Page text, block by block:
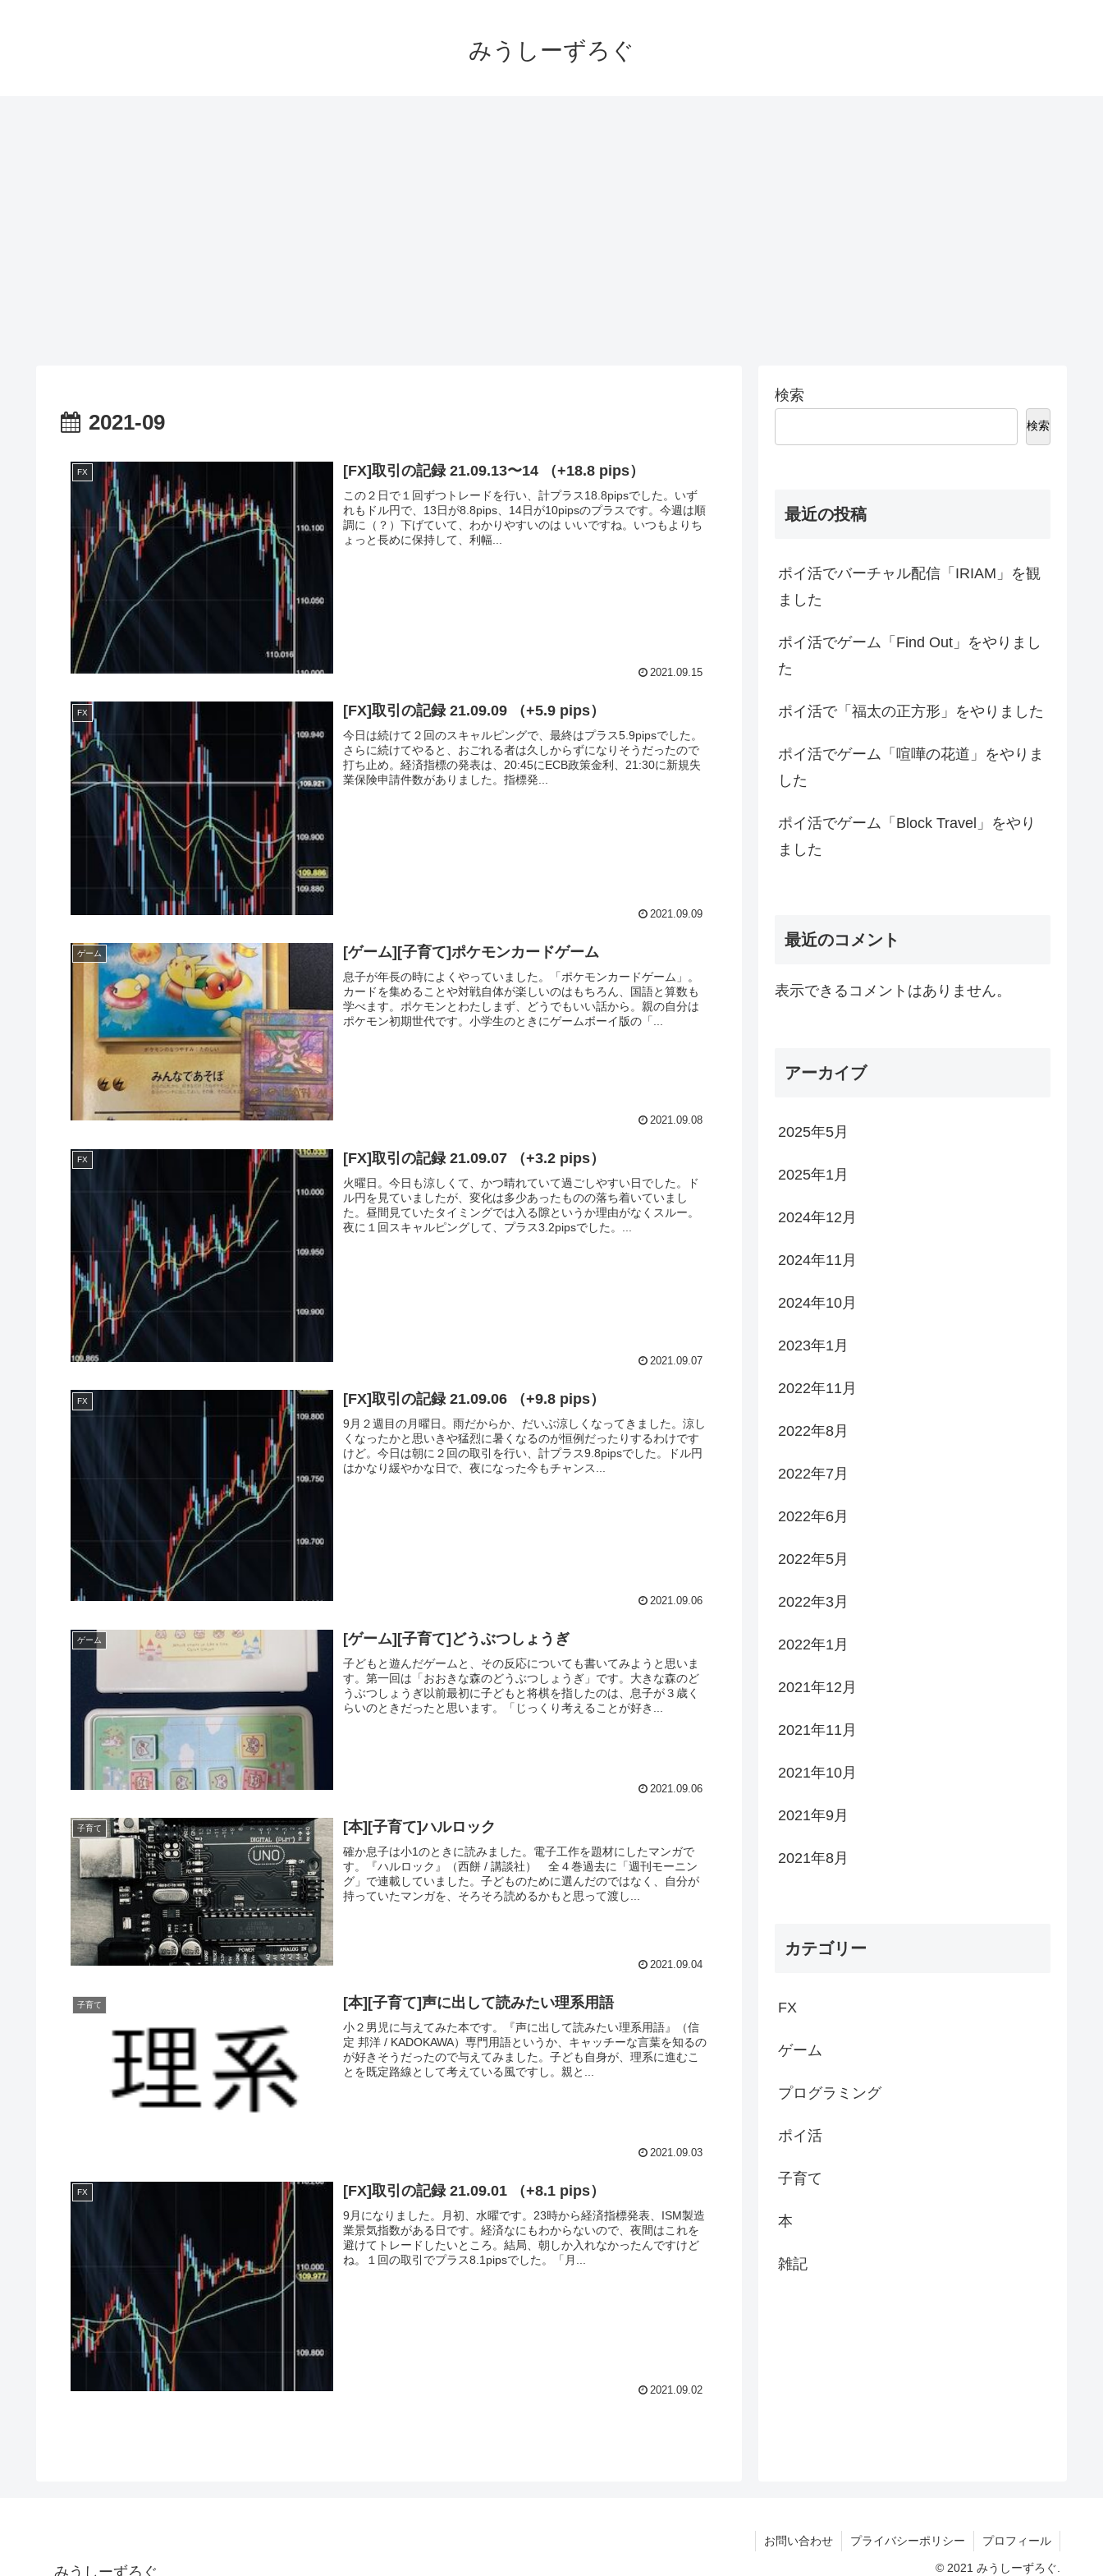
みうしーずろぐ
2021-09
FX [FX]取引の記録 21.09.13〜14 （+18.8 pips）
この２日で１回ずつトレードを行い、計プラス18.8pipsでした。いず
れもドル円で、13日が8.8pips、14日が10pipsのプラスです。今週は順
調に（？）下げていて、わかりやすいのは いいですね。いつもよりち
ょっと長めに保持して、利幅...
2021.09.15
FX [FX]取引の記録 21.09.09 （+5.9 pips）
今日は続けて２回のスキャルピングで、最終はプラス5.9pipsでした。
さらに続けてやると、おごれる者は久しからずになりそうだったので
打ち止め。経済指標の発表は、20:45にECB政策金利、21:30に新規失
業保険申請件数がありました。指標発...
2021.09.09
ゲーム [ゲーム][子育て]ポケモンカードゲーム
息子が年長の時によくやっていました。「ポケモンカードゲーム」。
カードを集めることや対戦自体が楽しいのはもちろん、国語と算数も
学べます。ポケモンとわたしまず、どうでもいい話から。親の自分は
ポケモン初期世代です。小学生のときにゲームボーイ版の「...
2021.09.08
FX [FX]取引の記録 21.09.07 （+3.2 pips）
火曜日。今日も涼しくて、かつ晴れていて過ごしやすい日でした。ド
ル円を見ていましたが、変化は多少あったものの落ち着いていまし
た。昼間見ていたタイミングでは入る隙というか理由がなくスルー。
夜に１回スキャルピングして、プラス3.2pipsでした。...
2021.09.07
FX [FX]取引の記録 21.09.06 （+9.8 pips）
9月２週目の月曜日。雨だからか、だいぶ涼しくなってきました。涼し
くなったかと思いきや猛烈に暑くなるのが恒例だったりするわけです
けど。今日は朝に２回の取引を行い、計プラス9.8pipsでした。ドル円
はかなり緩やかな日で、夜になった今もチャンス...
2021.09.06
ゲーム [ゲーム][子育て]どうぶつしょうぎ
子どもと遊んだゲームと、その反応についても書いてみようと思いま
す。第一回は「おおきな森のどうぶつしょうぎ」です。大きな森のど
うぶつしょうぎ以前最初に子どもと将棋を指したのは、息子が３歳く
らいのときだったと思います。「じっくり考えることが好き...
2021.09.06
子育て [本][子育て]ハルロック
確か息子は小1のときに読みました。電子工作を題材にしたマンガで
す。『ハルロック』（西餅 / 講談社） 全４巻過去に「週刊モーニン
グ」で連載していました。子どものために選んだのではなく、自分が
持っていたマンガを、そろそろ読めるかもと思って渡し...
2021.09.04
子育て [本][子育て]声に出して読みたい理系用語
小２男児に与えてみた本です。『声に出して読みたい理系用語』（信
定 邦洋 / KADOKAWA）専門用語というか、キャッチーな言葉を知るの
が好きそうだったので与えてみました。子ども自身が、理系に進むこ
とを既定路線として考えている風ですし。親と...
2021.09.03
FX [FX]取引の記録 21.09.01 （+8.1 pips）
9月になりました。月初、水曜です。23時から経済指標発表、ISM製造
業景気指数がある日です。経済なにもわからないので、夜間はこれを
避けてトレードしたいところ。結局、朝しか入れなかったんですけど
ね。１回の取引でプラス8.1pipsでした。「月...
2021.09.02
検索
検索
最近の投稿
ポイ活でバーチャル配信「IRIAM」を観
ました
ポイ活でゲーム「Find Out」をやりまし
た
ポイ活で「福太の正方形」をやりました
ポイ活でゲーム「喧嘩の花道」をやりま
した
ポイ活でゲーム「Block Travel」をやり
ました
最近のコメント
表示できるコメントはありません。
アーカイブ
2025年5月
2025年1月
2024年12月
2024年11月
2024年10月
2023年1月
2022年11月
2022年8月
2022年7月
2022年6月
2022年5月
2022年3月
2022年1月
2021年12月
2021年11月
2021年10月
2021年9月
2021年8月
カテゴリー
FX
ゲーム
プログラミング
ポイ活
子育て
本
雑記
みうしーずろぐ
お問い合わせ プライバシーポリシー プロフィール
© 2021 みうしーずろぐ.